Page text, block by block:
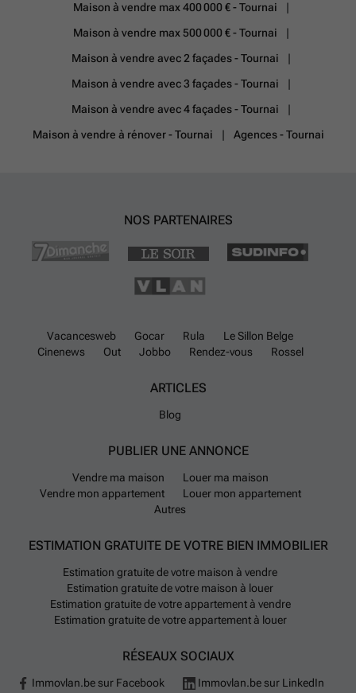
Maison à vendre max 400 000 € - Tournai
Maison à vendre max 500 000 € - Tournai
Maison à vendre avec 2 façades - Tournai
Maison à vendre avec 3 façades - Tournai
Maison à vendre avec 4 façades - Tournai
Maison à vendre à rénover - Tournai
Agences - Tournai
NOS PARTENAIRES
Vacancesweb Gocar Rula
Le Sillon Belge
Cinenews
Out Jobbo Rendez-vous Rossel
ARTICLES
Blog
PUBLIER UNE ANNONCE
Vendre ma maison
Louer ma maison
Vendre mon appartement
Louer mon appartement
Autres
ESTIMATION GRATUITE DE VOTRE BIEN IMMOBILIER
Estimation gratuite de votre maison à vendre
Estimation gratuite de votre maison à louer
Estimation gratuite de votre appartement à vendre
Estimation gratuite de votre appartement à louer
RÉSEAUX SOCIAUX
Immovlan.be sur Facebook Immovlan.be sur LinkedIn